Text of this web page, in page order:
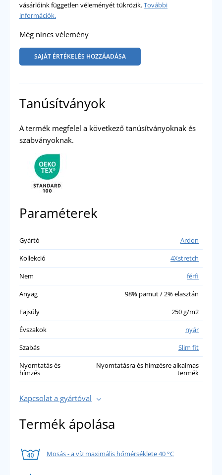
vásárlóink független véleményét tükrözik.További
információk.
Még nincs vélemény
SAJÁT ÉRTÉKELÉS HOZZÁADÁSA
Tanúsítványok
A termék megfelel a következő tanúsítványoknak és
szabványoknak.
Paraméterek
Gyártó
Ardon
Kollekció
4Xstretch
Nem
férfi
Anyag
98% pamut / 2% elasztán
Fajsúly
250 g/m2
Évszakok
nyár
Szabás
Slim fit
Nyomtatás és
hímzés
Nyomtatásra és hímzésre alkalmas
termék
Kapcsolat a gyártóval
Termék ápolása
Mosás - a víz maximális hőmérséklete 40 °C